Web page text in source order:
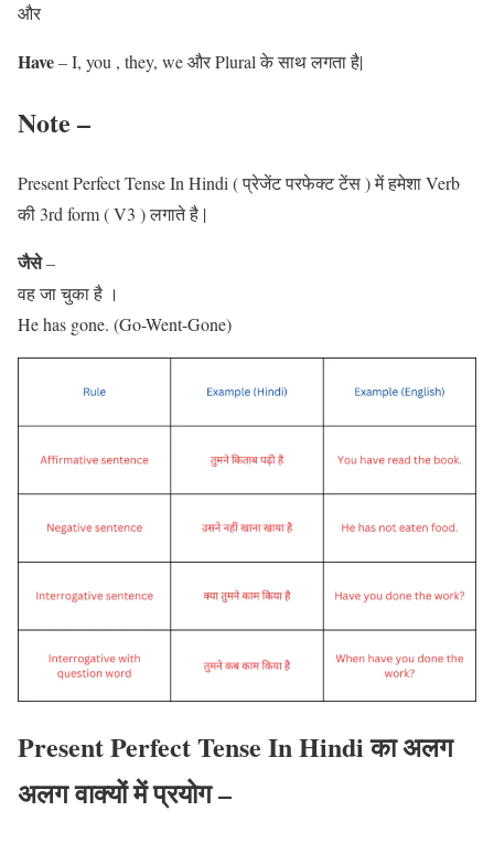
और
Have– I, you , they, we और Plural के साथ लगता है|
Note –
Present Perfect Tense In Hindi ( प्रेजेंट परफेक्ट टेंस ) में हमेशा Verb
की 3rd form ( V3 ) लगाते है |
जैसे–
वह जा चुका है ।
He has gone. (Go-Went-Gone)
Present Perfect Tense In Hindi काअलग
अलग वाक्यों में प्रयोग–